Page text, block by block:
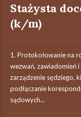
Stażysta
(k/m)
1. Protokołowanie na
wezwań, zawiadomień
zarządzenie sędziego,
podłączanie
sądowych...